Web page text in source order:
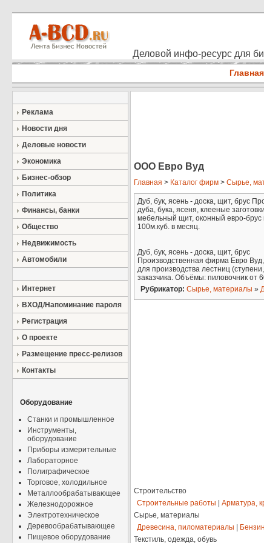
Деловой инфо-ресурс для
Главная
Реклама
Новости дня
Деловые новости
Экономика
Бизнес-обзор
Политика
Финансы, банки
Общество
Недвижимость
Автомобили
Интернет
ВХОД/Напоминание пароля
Регистрация
О проекте
Размещение пресс-релизов
Контакты
Оборудование
Станки и промышленное
Инструменты,
оборудование
Приборы измерительные
Лабораторное
Полиграфическое
Торговое, холодильное
Металлообрабатывающее
Железнодорожное
Электротехническое
Деревообрабатывающее
Пищевое оборудование
ООО Евро Вуд
Главная > Каталог фирм > Сырье,
Дуб, бук, ясень - доска, щит, брус
дуба, бука, ясеня, клееные
мебельный щит, оконный евро-брус
100м.куб. в месяц.
Дуб, бук, ясень - доска, щит, брус
Производственная фирма Евро
для производства лестниц
заказчика. Объёмы: пиловочник от
Рубрикатор: Сырье, материалы »
Строительство
Строительные работы
Арматура,
Сырье, материалы
Древесина, пиломатериалы
Текстиль, одежда, обувь